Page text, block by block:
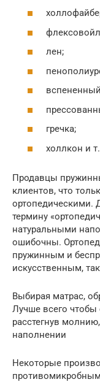
лен;
гречка;
холлкон и
Продавцы
клиентов, что
ортопедическими.
термину
натуральными
ошибочны.
пружинным и
искусственным,
Выбирая матрас,
Лучше всего
расстегнув
наполнении
Некоторые